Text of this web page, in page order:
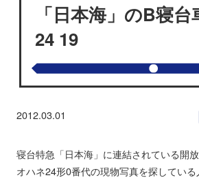
「日本海」のB寝
24 19
2012.03.01
寝台特急「日本海」に連結されている開
オハネ24形0番代の現物写真を探してい